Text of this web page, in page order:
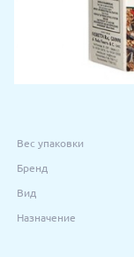
Вес упаковки
Бренд
Вид
Назначение